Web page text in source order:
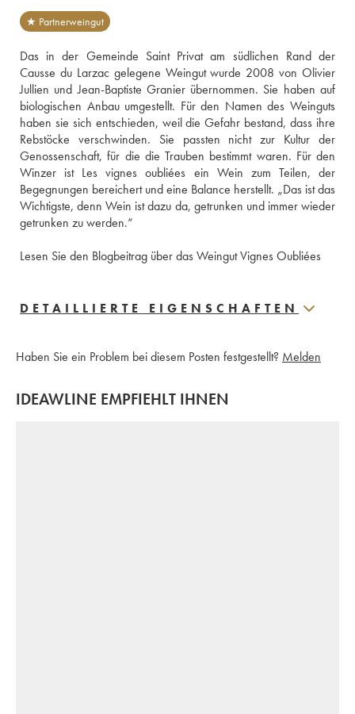
★ Partnerweingut
Das in der Gemeinde Saint Privat am südlichen Rand der
Causse du Larzac gelegene Weingut wurde 2008 von Olivier
Jullien und Jean-Baptiste Granier übernommen. Sie haben auf
biologischen Anbau umgestellt. Für den Namen des Weinguts
haben sie sich entschieden, weil die Gefahr bestand, dass ihre
Rebstöcke verschwinden. Sie passten nicht zur Kultur der
Genossenschaft, für die die Trauben bestimmt waren. Für den
Winzer ist Les vignes oubliées ein Wein zum Teilen, der
Begegnungen bereichert und eine Balance herstellt. „Das ist das
Wichtigste, denn Wein ist dazu da, getrunken und immer wieder
getrunken zu werden.“
Lesen Sie den Blogbeitrag über das Weingut Vignes Oubliées
DETAILLIERTE EIGENSCHAFTEN
Haben Sie ein Problem bei diesem Posten festgestellt? Melden
IDEAWLINE EMPFIEHLT IHNEN